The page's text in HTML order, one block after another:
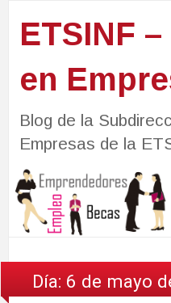
ETSINF
en
Blog de la
Empresas de la
Día: 6 de mayo